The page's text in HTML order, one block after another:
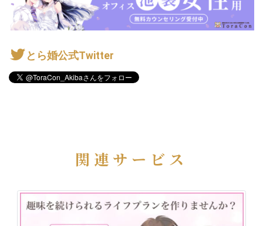
とら婚公式Twitter
関連サービス